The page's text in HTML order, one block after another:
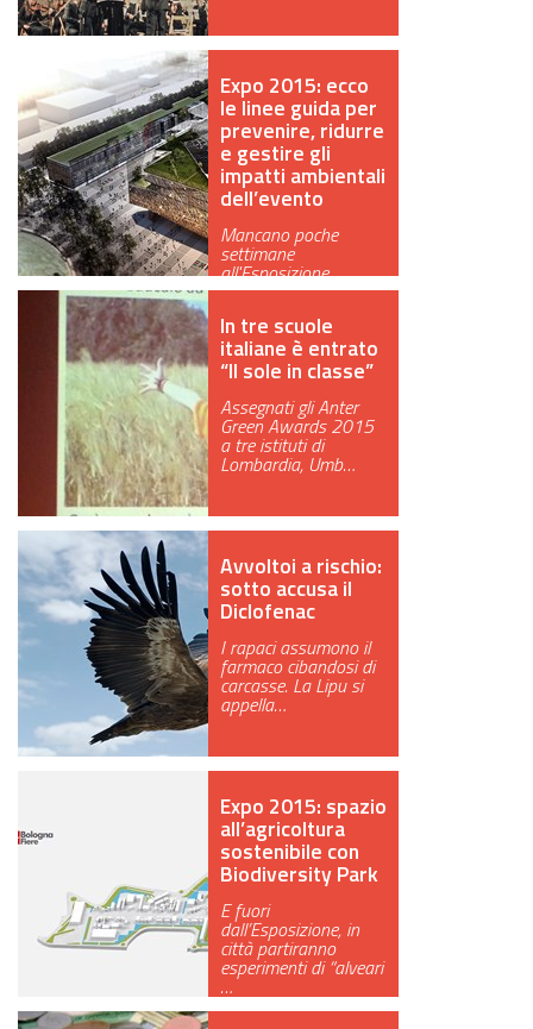
GLOCAL
ECO-EVENTI
ECOINCENTRIAMOCI
Expo 2015: ecco
le linee guida per
prevenire, ridurre
e gestire gli
impatti ambientali
dell’evento
Mancano poche
settimane
all'Esposizione
internazionale e si
In tre scuole
italiane è entrato
“Il sole in classe”
Assegnati gli Anter
Green Awards 2015
a tre istituti di
Lombardia, Umb…
Avvoltoi a rischio:
sotto accusa il
Diclofenac
I rapaci assumono il
farmaco cibandosi di
carcasse. La Lipu si
appella…
Expo 2015: spazio
all’agricoltura
sostenibile con
Biodiversity Park
E fuori
dall’Esposizione, in
città partiranno
esperimenti di “alveari
…